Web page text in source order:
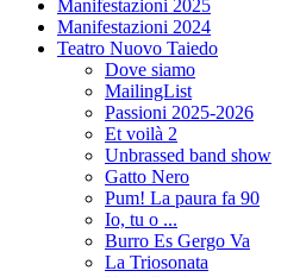
Manifestazioni 2025
Manifestazioni 2024
Teatro Nuovo Taiedo
Dove siamo
MailingList
Passioni 2025-2026
Et voilà 2
Unbrassed band show
Gatto Nero
Pum! La paura fa 90
Io, tu o ...
Burro Es Gergo Va
La Triosonata